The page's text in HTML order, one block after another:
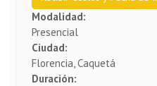
Modalidad:
Presencial
Ciudad:
Florencia, Caquetá
Duración: